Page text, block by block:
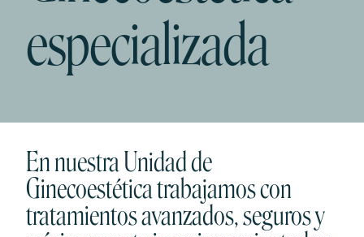
especializada
En nuestra Unidad de
Ginecoestética trabajamos con
tratamientos avanzados, seguros y